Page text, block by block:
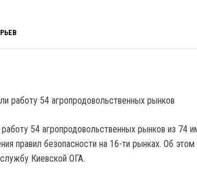
54 агропродовольственных рынков из 74
правил безопасности на 16-ти рынках. Об
Киевской ОГА.